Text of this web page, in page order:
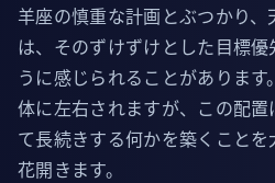
羊座の慎重な計画とぶつかり
は、そのずけずけとした目標
うに感じられることがありま
体に左右されますが、この配
て長続きする何かを築くこと
花開きます。